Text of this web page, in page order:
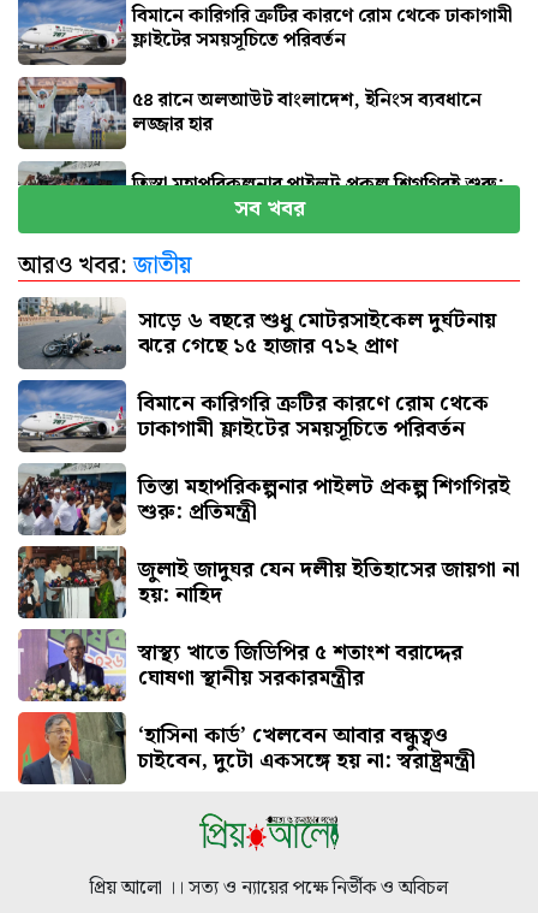
বিমানে কারিগরি ত্রুটির কারণে রোম থেকে ঢাকাগামী
ফ্লাইটের সময়সূচিতে পরিবর্তন
৫৪ রানে অলআউট বাংলাদেশ, ইনিংস ব্যবধানে
লজ্জার হার
তিস্তা মহাপরিকল্পনার পাইলট প্রকল্প শিগগিরই শুরু:
জুলাই জাদুঘর যেন দলীয় ইতিহাসের জায়গা না হয়:
সব খবর
আরও খবর:জাতীয়
সাড়ে ৬ বছরে শুধু মোটরসাইকেল দুর্ঘটনায়
ঝরে গেছে ১৫ হাজার ৭১২ প্রাণ
বিমানে কারিগরি ত্রুটির কারণে রোম থেকে
ঢাকাগামী ফ্লাইটের সময়সূচিতে পরিবর্তন
তিস্তা মহাপরিকল্পনার পাইলট প্রকল্প শিগগিরই
শুরু: প্রতিমন্ত্রী
জুলাই জাদুঘর যেন দলীয় ইতিহাসের জায়গা না
হয়: নাহিদ
স্বাস্থ্য খাতে জিডিপির ৫ শতাংশ বরাদ্দের
ঘোষণা স্থানীয় সরকারমন্ত্রীর
‘হাসিনা কার্ড’ খেলবেন আবার বন্ধুত্বও
চাইবেন, দুটো একসঙ্গে হয় না: স্বরাষ্ট্রমন্ত্রী
প্রিয় আলো ।। সত্য ও ন্যায়ের পক্ষে নির্ভীক ও অবিচল